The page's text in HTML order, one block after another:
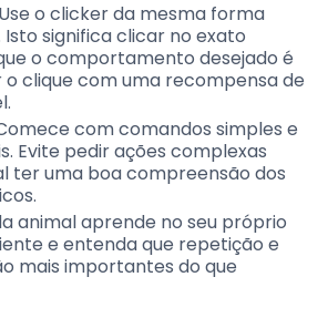
o clicker da mesma forma
Isto significa clicar no exato
o comportamento desejado é
o clique com uma recompensa de
com comandos simples e
Evite pedir ações complexas
ter uma boa compreensão dos
animal aprende no seu próprio
e entenda que repetição e
mais importantes do que